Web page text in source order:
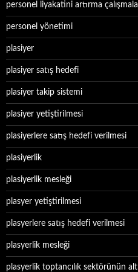
personel liyakatini artırma
personel yönetimi
plasiyer
plasiyer satış hedefi
plasiyer takip sistemi
plasiyer yetiştirilmesi
plasiyerlere satış hedefi verilmesi
plasiyerlik
plasiyerlik mesleği
plasyer yetiştirilmesi
plasyerlere satış hedefi verilmesi
plasyerlik mesleği
plasyerlik toptancılık sektörünün